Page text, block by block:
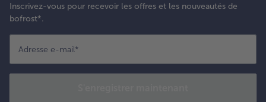
Inscrivez-vous pour recevoir les offres et les nouveautés de
bofrost*.
Adresse e-mail*